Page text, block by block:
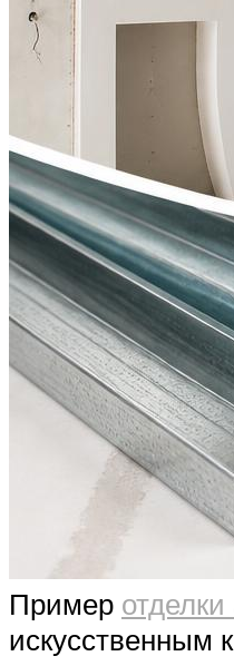
Пример
искусственным